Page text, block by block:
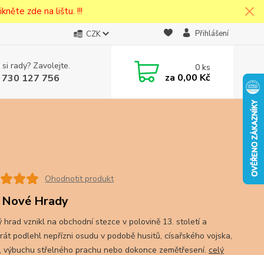
zde na lištu. !!!
CZK Přihlášení
rady? Zavolejte.
127 756
0ks
za 0,00 Kč
Ohodnotit produkt
Hrady
hrad vznikl na obchodní stezce v polovině 13. století a
podlehl nepřízni osudu v podobě husitů, císařského vojska,
výbuchu střelného prachu nebo dokonce zemětřesení. celý
v